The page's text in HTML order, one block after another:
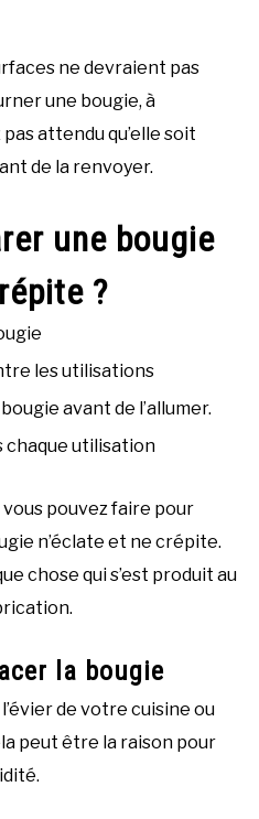
ne devraient pas
une bougie, à
attendu qu’elle soit
de la renvoyer.
une bougie
?
les utilisations
avant de l’allumer.
chaque utilisation
vous pouvez faire pour
n’éclate et ne crépite.
chose qui s’est produit au
la bougie
de votre cuisine ou
peut être la raison pour